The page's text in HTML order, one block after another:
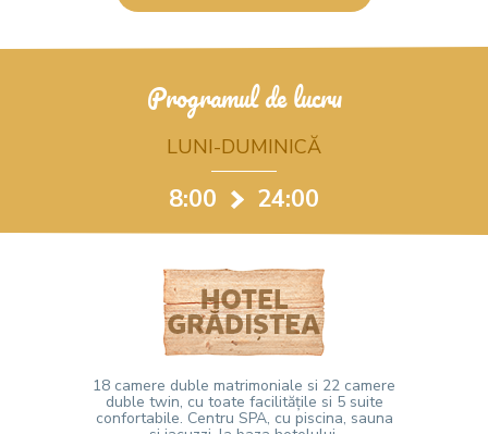
Programul de lucru
LUNI-DUMINICĂ
8:00 24:00
18 camere duble matrimoniale si 22 camere
duble twin, cu toate facilitățile si 5 suite
confortabile. Centru SPA, cu piscina, sauna